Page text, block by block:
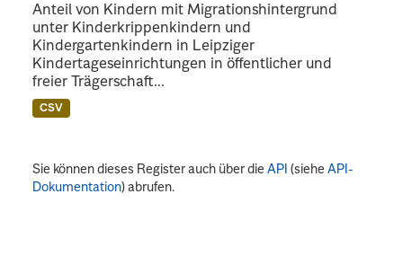
Anteil von Kindern mit Migrationshintergrund
unter Kinderkrippenkindern und
Kindergartenkindern in Leipziger
Kindertageseinrichtungen in öffentlicher und
freier Trägerschaft...
CSV
Sie können dieses Register auch über dieAPI (sieheAPI-
Dokumentation) abrufen.